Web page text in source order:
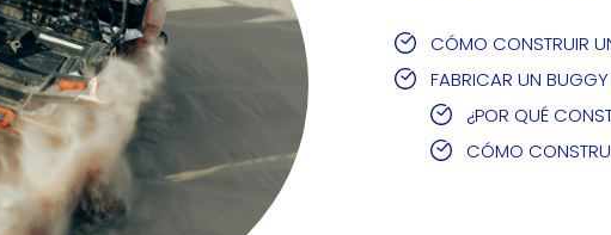
CÓMO CONSTRUIR
FABRICAR UN
¿POR QUÉ
CÓMO